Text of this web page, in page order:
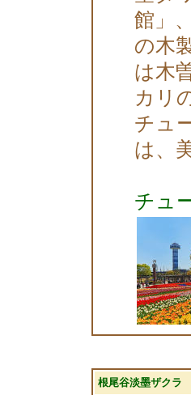
館」
の木
は木
カリ
チュ
は、
チュ
根尾谷淡墨ザクラ